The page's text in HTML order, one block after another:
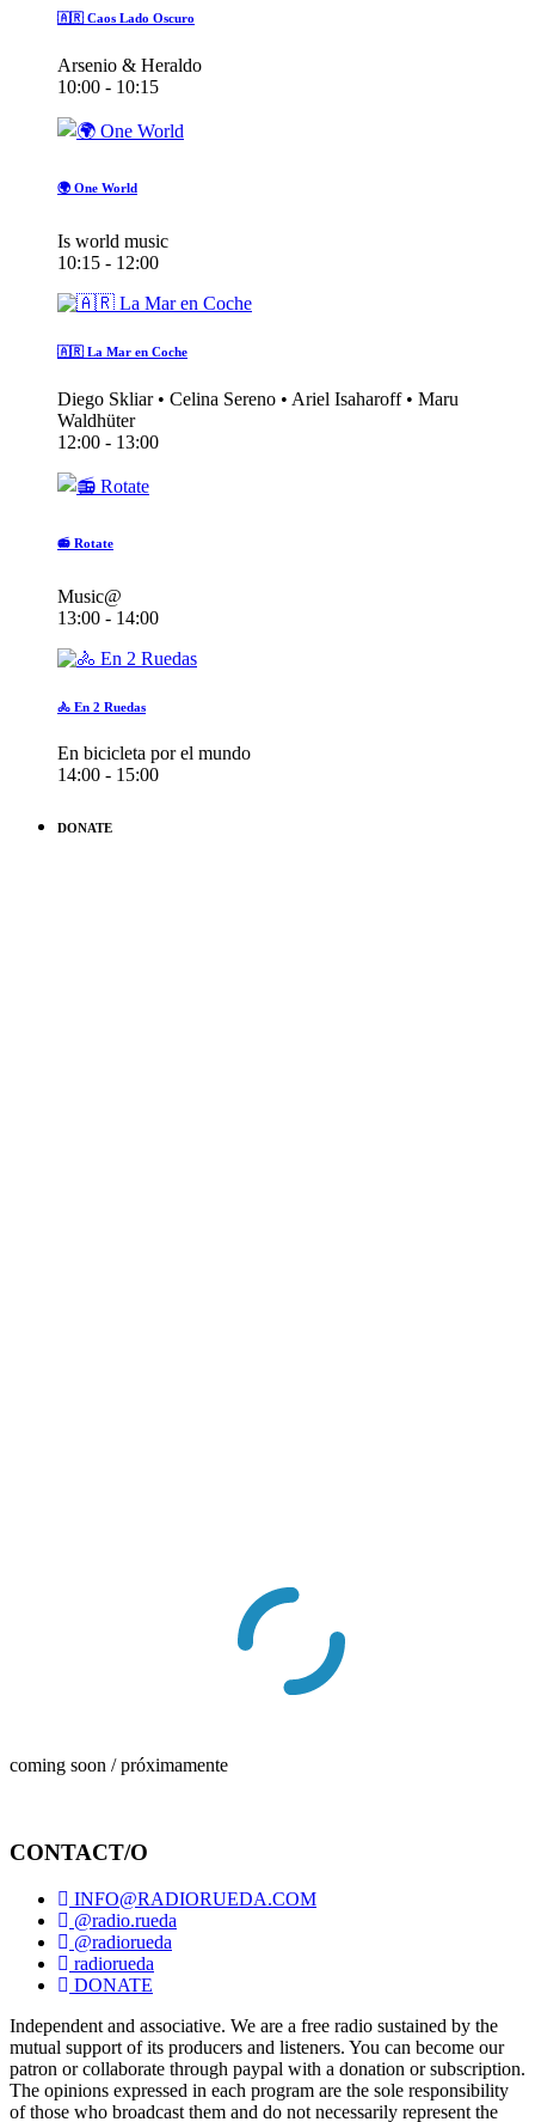
🇦🇷 Caos Lado Oscuro
Arsenio & Heraldo
10:00 - 10:15
🌍 One World
Is world music
10:15 - 12:00
🇦🇷 La Mar en Coche
Diego Skliar • Celina Sereno • Ariel Isaharoff • Maru
Waldhüter
12:00 - 13:00
📻 Rotate
Music@
13:00 - 14:00
🚴 En 2 Ruedas
En bicicleta por el mundo
14:00 - 15:00
DONATE
coming soon / próximamente
CONTACT/O
INFO@RADIORUEDA.COM
@radio.rueda
@radiorueda
radiorueda
DONATE
Independent and associative. We are a free radio sustained by the
mutual support of its producers and listeners. You can become our
patron or collaborate through paypal with a donation or subscription.
The opinions expressed in each program are the sole responsibility
of those who broadcast them and do not necessarily represent the